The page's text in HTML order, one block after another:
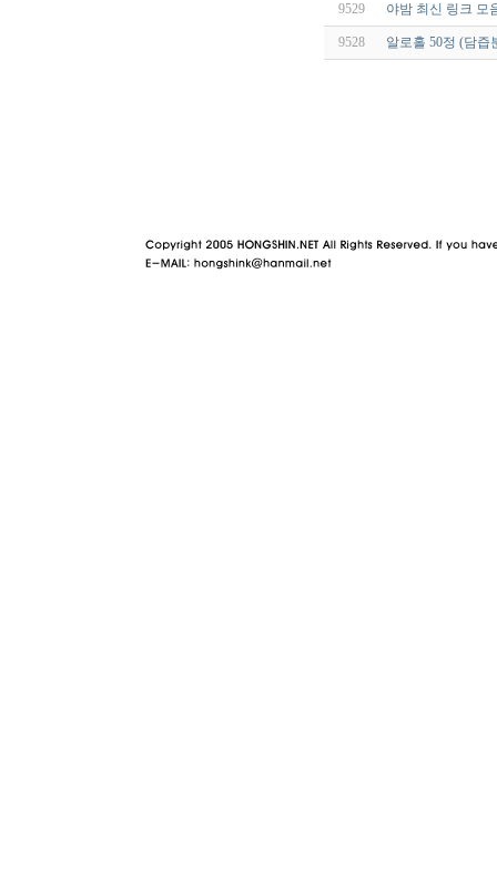
9529 야밤 최신 링크 모
9528 알로홀 50정 (담